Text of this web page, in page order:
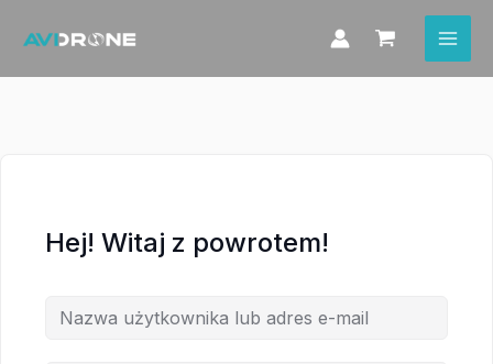
Hej! Witaj z powrotem!